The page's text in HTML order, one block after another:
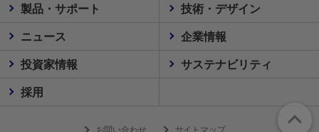
製品・サポート
技術・デザイン
ニュース
企業情報
投資家情報
サステナビリティ
採用
お問い合わせ サイトマップ